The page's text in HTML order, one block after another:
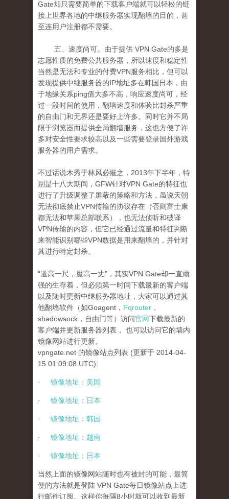
Gate却只需要简单的下载客户端就可以轻松的链
接上世界各地的中继服务器实现翻墙的目的，甚
至连用户注册都不需要。
五 、速度尚可。由于提供 VPN Gate的多是
志愿性质的免费公共服务器，所以速度和稳定性
当然是无法和专业的付费VPN服务相比，但可以
发现提供中继服务器的IP地址多在韩国日本，由
于地缘关系ping值大多不高，响应速度尚可，经
过一段时间的使用，翻墙速度和体验比封杀严重
的自由门和无界还是要好上许多。同时它并不局
限于浏览器而提供全局翻墙服务，这也方便了许
多对安全性要求较高以及一些需要登录国外游戏
服务器的用户需求。
不过话说木秀于林风必摧之， 2013年下半年，特
别是十八大期间， GFW针对VPN Gate的特征也
进行了升级调整了屏蔽的策略和方法，虽说天朝
无法彻底禁止VPN传输的协议存在（否则富士康
都无法和苹果总部联系），也无法侦听和破译
VPN传输的内容，但它已经通过流量和特征判断
来智能识别哪些VPN数据是用来翻墙的，并针对
其进行特定封杀。
“道高一尺，魔高一丈” ，其实VPN Gate却一直顽
强的生存着，但必须第一时间下载最新的客户端
以及随时更新中继服务器地址，大家可以通过其
他翻墙软件（如Goagent ， Fqrouter ，
shadowsock ，自由门等）访问官网下载最新的
客户端并更新服务器列表，
也可以访问它的墙内
镜像网站进行更新。
vpngate.net 的镜像站点列表 (更新于 2014-04-
15 01:09:08 UTC):
· 镜像地址：美国
· 镜像地址：日本
· 镜像地址：韩国
· 镜像地址：越南
· 镜像地址：日本
当然 上面的镜像网站随时也有被封的可能，最简
便的方法就是登陆 VPN Gate每日镜像站点上进
行邮件订阅。这样你每隔8小时就可以收到最新